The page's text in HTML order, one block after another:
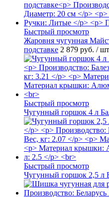
Быстрый просмотр
Жаровня чугунная
подставке 2 879 руб. / шт
Быстрый просмотр
Чугунный горшок 4 л
Быстрый просмотр
Чугунный горшок 2,5 л